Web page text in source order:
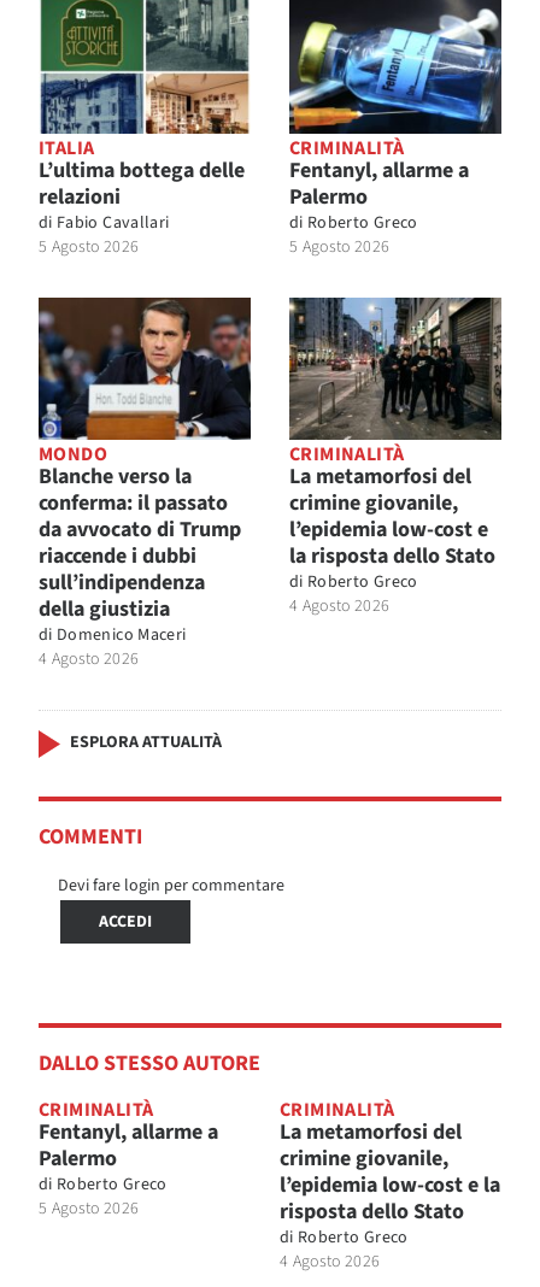
ITALIA
L’ultima bottega delle
relazioni
di Fabio Cavallari
5 Agosto 2026
CRIMINALITÀ
Fentanyl, allarme a
Palermo
di Roberto Greco
5 Agosto 2026
MONDO
Blanche verso la
conferma: il passato
da avvocato di Trump
riaccende i dubbi
sull’indipendenza
della giustizia
di Domenico Maceri
4 Agosto 2026
CRIMINALITÀ
La metamorfosi del
crimine giovanile,
l’epidemia low-cost e
la risposta dello Stato
di Roberto Greco
4 Agosto 2026
ESPLORA ATTUALITÀ
COMMENTI
Devi fare login per commentare
ACCEDI
DALLO STESSO AUTORE
CRIMINALITÀ
Fentanyl, allarme a
Palermo
di Roberto Greco
5 Agosto 2026
CRIMINALITÀ
La metamorfosi del
crimine giovanile,
l’epidemia low-cost e la
risposta dello Stato
di Roberto Greco
4 Agosto 2026